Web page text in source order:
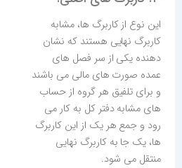
این نوع از کاربرگ ها، مشابه
کاربرگ نهایی هستند که نشان
دهنده یکی از سر فصل های
عمده صورت های مالی می باشند
و برای تلفیق هر گروه از حساب
های مشابه دفتر کل به کار می
رود و جمع هر یک از این کاربرگ
ها، یک جا به کاربرگ نهایی
منتقل می شود.